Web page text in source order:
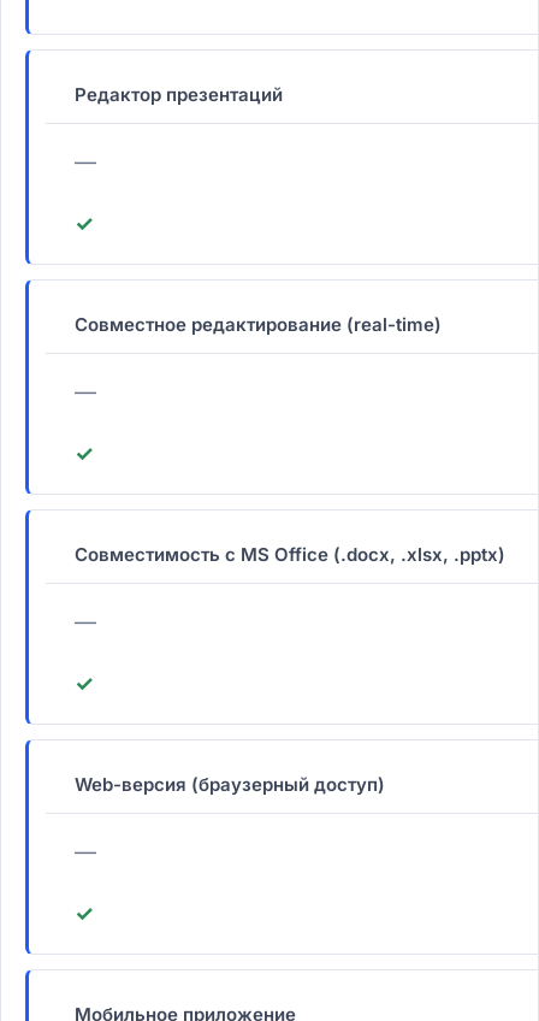
Редактор презентаций
—
✓
Совместное редактирование (real-time)
—
✓
Совместимость с MS Office (.docx, .xlsx, .pptx)
—
✓
Web-версия (браузерный доступ)
—
✓
Мобильное приложение